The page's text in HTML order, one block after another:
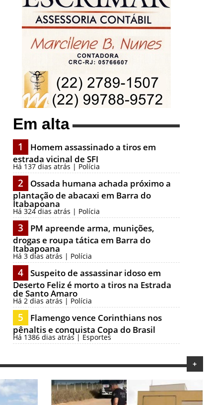
Em alta
1
Homem assassinado a tiros em
estrada vicinal de SFI
Há 137 dias atrás | Polícia
2
Ossada humana achada próximo a
plantação de abacaxi em Barra do
Itabapoana
Há 324 dias atrás | Polícia
3
PM apreende arma, munições,
drogas e roupa tática em Barra do
Itabapoana
Há 3 dias atrás | Polícia
4
Suspeito de assassinar idoso em
Deserto Feliz é morto a tiros na Estrada
de Santo Amaro
Há 2 dias atrás | Polícia
5
Flamengo vence Corinthians nos
pênaltis e conquista Copa do Brasil
Há 1386 dias atrás | Esportes
+